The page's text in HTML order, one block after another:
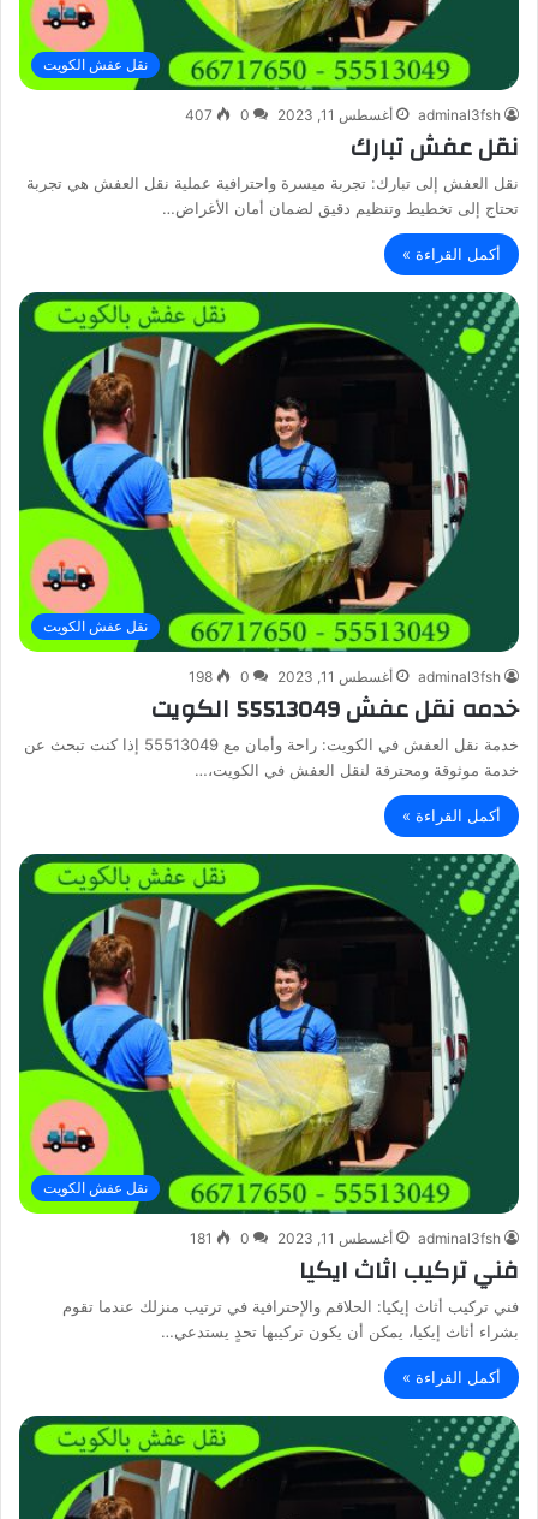
نقل عفش الكويت
adminal3fsh أغسطس 11, 2023 0
407
نقل عفش تبارك
نقل العفش إلى تبارك: تجربة ميسرة واحترافية عملية نقل العفش هي تجربة
تحتاج إلى تخطيط وتنظيم دقيق لضمان أمان الأغراض…
أكمل القراءة »
نقل عفش الكويت
adminal3fsh أغسطس 11, 2023 0
198
خدمه نقل عفش 55513049 الكويت
خدمة نقل العفش في الكويت: راحة وأمان مع 55513049 إذا كنت تبحث عن
خدمة موثوقة ومحترفة لنقل العفش في الكويت،…
أكمل القراءة »
نقل عفش الكويت
adminal3fsh أغسطس 11, 2023 0
181
فني تركيب اثاث ايكيا
فني تركيب أثاث إيكيا: الحلاقم والإحترافية في ترتيب منزلك عندما تقوم
بشراء أثاث إيكيا، يمكن أن يكون تركيبها تحدٍ يستدعي…
أكمل القراءة »